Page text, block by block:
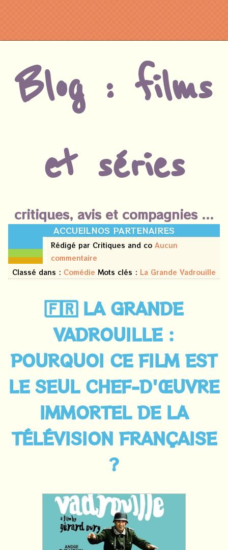
Blog : films
et séries
critiques, avis et compagnies ...
ACCUEILNOS PARTENAIRES
juin
2026
Rédigé par Critiques and co Aucun
commentaire
Classé dans : Comédie Mots clés : La Grande Vadrouille
🇫🇷 LA GRANDE
VADROUILLE :
POURQUOI CE FILM EST
LE SEUL CHEF-D'ŒUVRE
IMMORTEL DE LA
TÉLÉVISION FRANÇAISE
?